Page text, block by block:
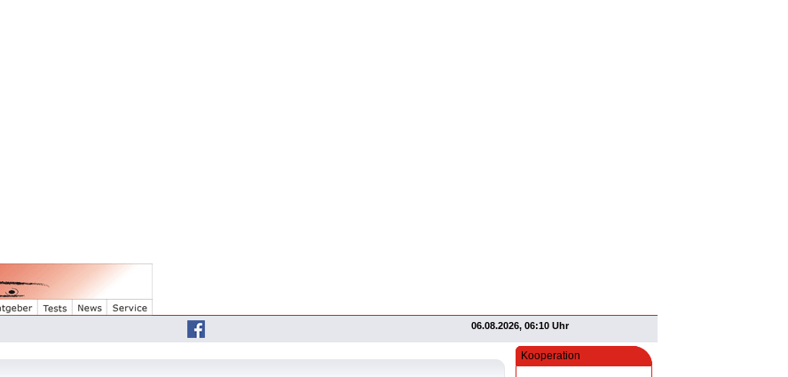
06.08.2026, 06:10 Uhr
Kooperation